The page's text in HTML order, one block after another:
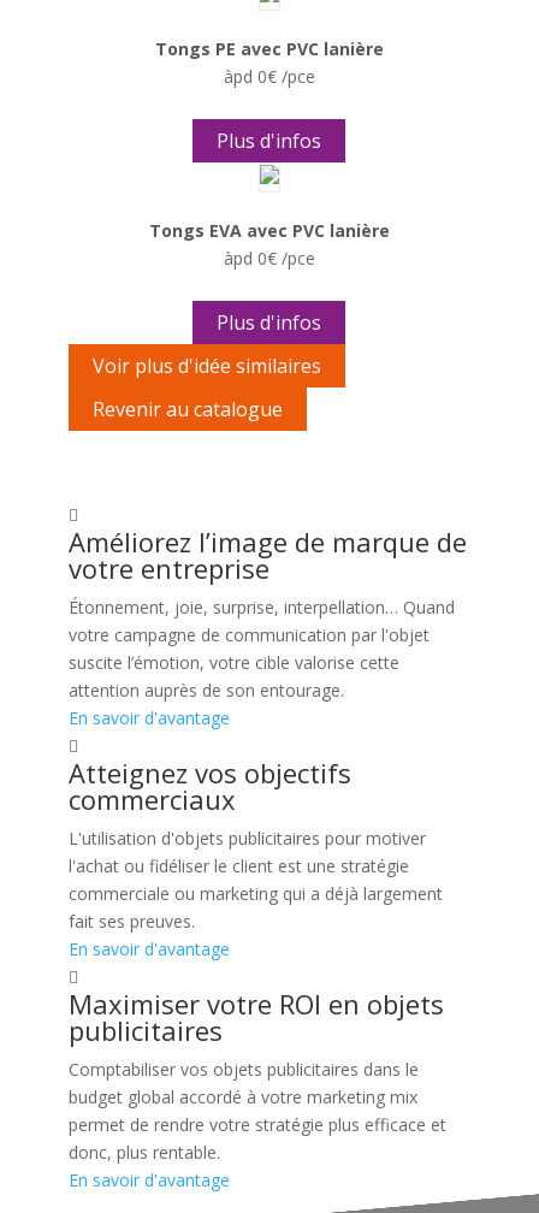
Tongs PE avec PVC lanière
àpd 0€ /pce
Plus d'infos
Tongs EVA avec PVC lanière
àpd 0€ /pce
Plus d'infos
Voir plus d'idée similaires
Revenir au catalogue
Améliorez l’image de marque de
votre entreprise
Étonnement, joie, surprise, interpellation… Quand
votre campagne de communication par l'objet
suscite l’émotion, votre cible valorise cette
attention auprès de son entourage.
En savoir d'avantage
Atteignez vos objectifs
commerciaux
L'utilisation d'objets publicitaires pour motiver
l'achat ou fidéliser le client est une stratégie
commerciale ou marketing qui a déjà largement
fait ses preuves.
En savoir d'avantage
Maximiser votre ROI en objets
publicitaires
Comptabiliser vos objets publicitaires dans le
budget global accordé à votre marketing mix
permet de rendre votre stratégie plus efficace et
donc, plus rentable.
En savoir d'avantage